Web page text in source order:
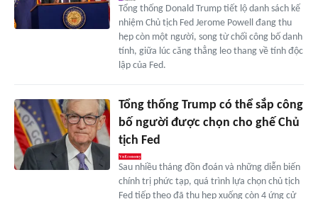
Tổng thống Donald Trump tiết lộ danh sách kế
nhiệm Chủ tịch Fed Jerome Powell đang thu
hẹp còn một người, song từ chối công bố danh
tính, giữa lúc căng thẳng leo thang về tính độc
lập của Fed.
Tổng thống Trump có thể sắp công
bố người được chọn cho ghế Chủ
tịch Fed
Sau nhiều tháng đồn đoán và những diễn biến
chính trị phức tạp, quá trình lựa chọn chủ tịch
Fed tiếp theo đã thu hẹp xuống còn 4 ứng cử